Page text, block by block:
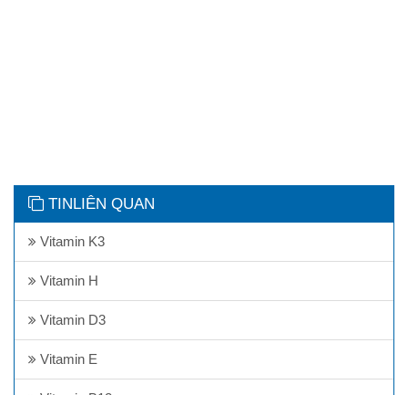
TINLIÊN QUAN
Vitamin K3
Vitamin H
Vitamin D3
Vitamin E